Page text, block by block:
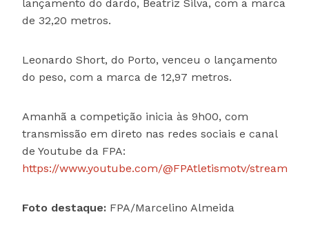
lançamento do dardo, Beatriz Silva, com a marca
de 32,20 metros.
Leonardo Short, do Porto, venceu o lançamento
do peso, com a marca de 12,97 metros.
Amanhã a competição inicia às 9h00, com
transmissão em direto nas redes sociais e canal
de Youtube da FPA:
https://www.youtube.com/@FPAtletismotv/streams
Foto destaque: FPA/Marcelino Almeida